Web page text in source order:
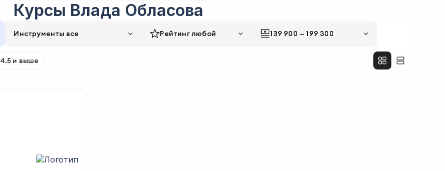
Курсы Влада Обласова
Инструменты все Рейтинглюбой 139 900 — 199 300
4.5 и выше